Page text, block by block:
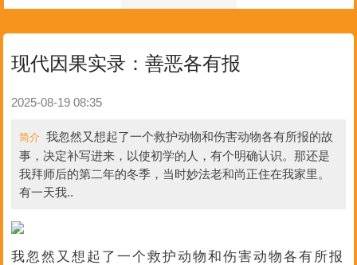
现代因果实录：善恶各有报
2025-08-19 08:35
简介 我忽然又想起了一个救护动物和伤害动物各有所报的故
事，决定补写进来，以使初学的人，有个明确认识。那还是
我拜师后的第二年的冬季，当时妙法老和尚正住在我家里。
有一天我..
我忽然又想起了一个救护动物和伤害动物各有所报